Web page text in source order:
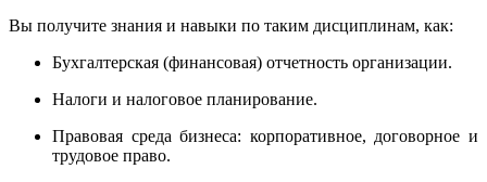
Вы получите знания и навыки по таким дисциплинам, как:
Бухгалтерская (финансовая) отчетность организации.
Налоги и налоговое планирование.
Правовая среда бизнеса: корпоративное, договорное и
трудовое право.